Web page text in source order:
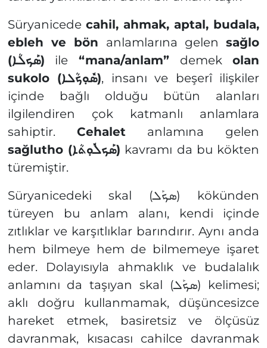
Süryanicede cahil, ahmak, aptal, budala,
ebleh ve bön anlamlarına gelensağlo
(
ܣܰܟܠܳܐ) ile “mana/anlam” demekolan
sukolo (
ܣܽܘܼܟܳܠܐ), insanı ve beşerî ilişkiler
içinde bağlı olduğu bütün alanları
ilgilendiren çok katmanlı anlamlara
sahiptir. Cehaletanlamına gelen
sağlutho (
ܣܰܟܠܽܘܼܬܳܐ) kavramı da bu kökten
türemiştir.
Süryanicedeki skal (ܣܟܰܠ) kökünden
türeyen bu anlam alanı, kendi içinde
zıtlıklar ve karşıtlıklar barındırır. Aynı anda
hem bilmeye hem de bilmemeye işaret
eder. Dolayısıyla ahmaklık ve budalalık
anlamını da taşıyan skal (ܣܟܰܠ) kelimesi;
aklı doğru kullanmamak, düşüncesizce
hareket etmek, basiretsiz ve ölçüsüz
davranmak, kısacası cahilce davranmak